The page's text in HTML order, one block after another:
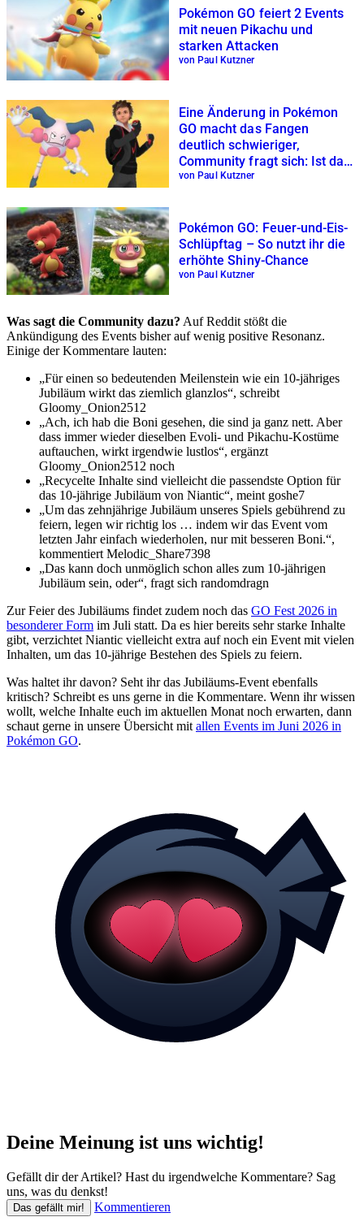
Pokémon GO feiert 2 Events
mit neuen Pikachu und
starken Attacken
von Paul Kutzner
Eine Änderung in Pokémon
GO macht das Fangen
deutlich schwieriger,
Community fragt sich: Ist das
ein Bug oder Update?
von Paul Kutzner
Pokémon GO: Feuer-und-Eis-
Schlüpftag – So nutzt ihr die
erhöhte Shiny-Chance
von Paul Kutzner
Was sagt die Community dazu? Auf Reddit stößt die
Ankündigung des Events bisher auf wenig positive Resonanz.
Einige der Kommentare lauten:
„Für einen so bedeutenden Meilenstein wie ein 10-jähriges
Jubiläum wirkt das ziemlich glanzlos“, schreibt
Gloomy_Onion2512
„Ach, ich hab die Boni gesehen, die sind ja ganz nett. Aber
dass immer wieder dieselben Evoli- und Pikachu-Kostüme
auftauchen, wirkt irgendwie lustlos“, ergänzt
Gloomy_Onion2512 noch
„Recycelte Inhalte sind vielleicht die passendste Option für
das 10-jährige Jubiläum von Niantic“, meint goshe7
„Um das zehnjährige Jubiläum unseres Spiels gebührend zu
feiern, legen wir richtig los … indem wir das Event vom
letzten Jahr einfach wiederholen, nur mit besseren Boni.“,
kommentiert Melodic_Share7398
„Das kann doch unmöglich schon alles zum 10-jährigen
Jubiläum sein, oder“, fragt sich randomdragn
Zur Feier des Jubiläums findet zudem noch das GO Fest 2026 in
besonderer Form im Juli statt. Da es hier bereits sehr starke Inhalte
gibt, verzichtet Niantic vielleicht extra auf noch ein Event mit vielen
Inhalten, um das 10-jährige Bestehen des Spiels zu feiern.
Was haltet ihr davon? Seht ihr das Jubiläums-Event ebenfalls
kritisch? Schreibt es uns gerne in die Kommentare. Wenn ihr wissen
wollt, welche Inhalte euch im aktuellen Monat noch erwarten, dann
schaut gerne in unsere Übersicht mit allen Events im Juni 2026 in
Pokémon GO.
Deine Meinung ist uns wichtig!
Gefällt dir der Artikel? Hast du irgendwelche Kommentare? Sag
uns, was du denkst!
Das gefällt mir! Kommentieren